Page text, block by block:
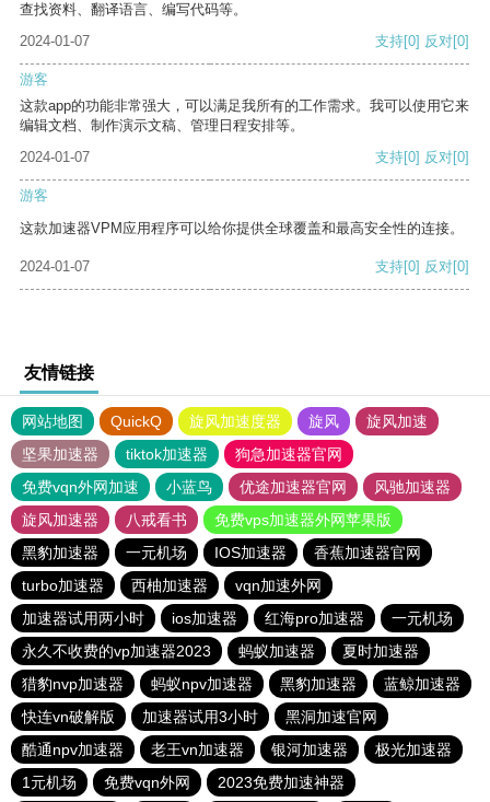
查找资料、翻译语言、编写代码等。
2024-01-07
支持[0] 反对[0]
游客
这款app的功能非常强大，可以满足我所有的工作需求。我可以使用它来
编辑文档、制作演示文稿、管理日程安排等。
2024-01-07
支持[0] 反对[0]
游客
这款加速器VPM应用程序可以给你提供全球覆盖和最高安全性的连接。
2024-01-07 支持[0] 反对[0]
友情链接
网站地图 QuickQ 旋风加速度器 旋风
旋风加速
坚果加速器
tiktok加速器
狗急加速器官网
免费vqn外网加速
小蓝鸟 优途加速器官网
风驰加速器
旋风加速器
八戒看书
免费vps加速器外网苹果版
黑豹加速器
一元机场 IOS加速器
香蕉加速器官网
turbo加速器
西柚加速器
vqn加速外网
加速器试用两小时
ios加速器 红海pro加速器
一元机场
永久不收费的vp加速器2023
蚂蚁加速器
夏时加速器
猎豹nvp加速器
蚂蚁npv加速器 黑豹加速器
蓝鲸加速器
快连vn破解版
加速器试用3小时
黑洞加速官网
酷通npv加速器
老王vn加速器 银河加速器
极光加速器
1元机场
免费vqn外网 2023免费加速神器